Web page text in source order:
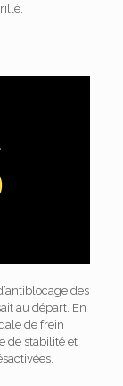
des
au départ. En
de frein
de stabilité et